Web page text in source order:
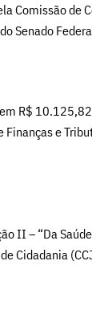
Comissão de
Senado
R$
e
II – “Da
Cidadania